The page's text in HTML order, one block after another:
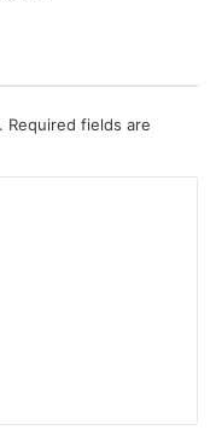
Required fields are